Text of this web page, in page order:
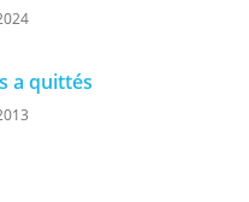
a quittés